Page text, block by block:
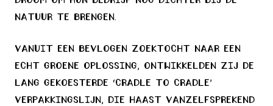
natuur te brengen.
Vanuit een bevlogen zoektocht naar een
echt groene oplossing, ontwikkelden zij de
lang gekoesterde ‘cradle to cradle’
verpakkingslijn, die haast vanzelfsprekend